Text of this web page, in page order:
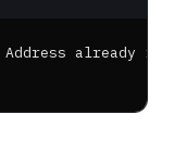
already in